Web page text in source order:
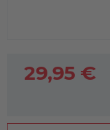
29,95 €